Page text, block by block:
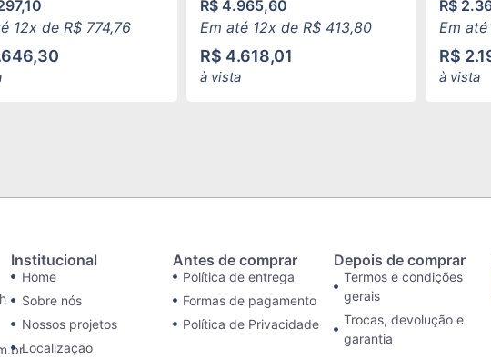
12x de R$774,76
R$4.965,60
Em até 12x de R$413,80
R$ 4.618,01
à vista
R$
Em
R$
à vista
Institucional
Home
Sobre nós
Nossos projetos
Localização
Antes de comprar
Política de entrega
Formas de pagamento
Política de Privacidade
Depois de comprar
Termos e condições
gerais
Trocas, devolução e
garantia